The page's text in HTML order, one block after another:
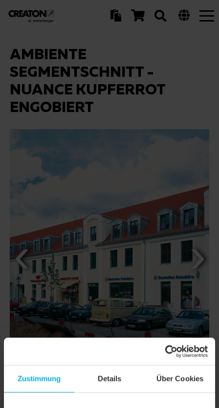
Zustimmung Details Über Cookies
AMBIENTE
SEGMENTSCHNITT -
NUANCE KUPFERROT
ENGOBIERT
DETAILS